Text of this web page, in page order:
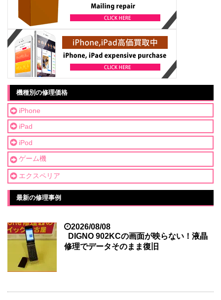
機種別の修理価格
iPhone
iPad
iPod
ゲーム機
エクスペリア
最新の修理事例
2026/08/08
DIGNO 902KCの画面が映らない！液晶
修理でデータそのまま復旧